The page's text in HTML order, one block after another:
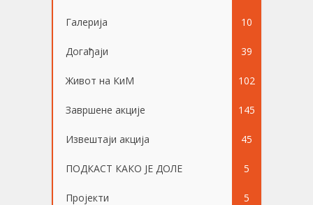
Галерија 10
Догађаји 39
Живот на КиМ 102
Завршене акције 145
Извештаји акција 45
ПОДКАСТ КАКО ЈЕ ДОЛЕ 5
Пројекти 5